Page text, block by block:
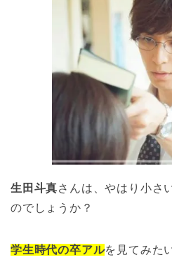
生田斗真さんは、やはり小さ
のでしょうか？
学生時代の卒アルを見てみた